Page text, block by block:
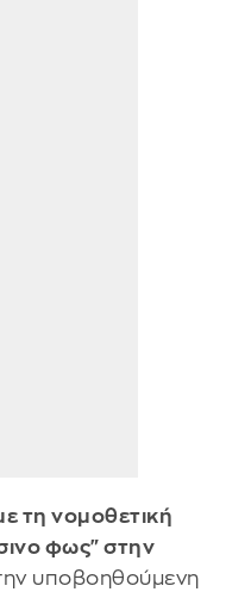
τη νομοθετική
φως" στην
υποβοηθούμενη